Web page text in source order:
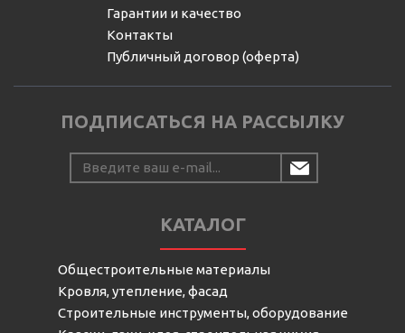
Гарантии и качество
Контакты
Публичный договор (оферта)
ПОДПИСАТЬСЯ НА РАССЫЛКУ
КАТАЛОГ
Общестроительные материалы
Кровля, утепление, фасад
Строительные инструменты, оборудование